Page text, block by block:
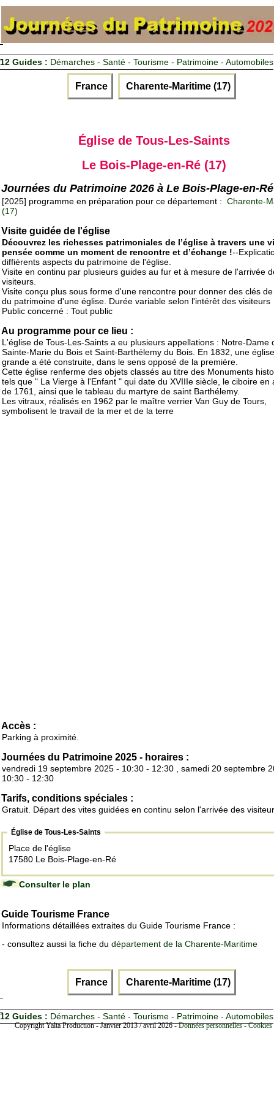
12 Guides : Démarches - Santé - Tourisme - Patrimoine - Automobiles
France Charente-Maritime (17)
Église de Tous-Les-Saints
Le Bois-Plage-en-Ré (17)
Journées du Patrimoine 2026 à Le Bois-Plage-en-Ré
[2025] programme en préparation pour ce département : Charente-
(17)
Visite guidée de l'église
Découvrez les richesses patrimoniales de l’église à travers une
pensée comme un moment de rencontre et d’échange !--
diffiérents aspects du patrimoine de l'église.
Visite en continu par plusieurs guides au fur et à mesure de l'arrivée
visiteurs.
Visite conçu plus sous forme d'une rencontre pour donner des clés
du patrimoine d'une église. Durée variable selon l'intérêt des visiteurs
Public concerné : Tout public
Au programme pour ce lieu :
L'église de Tous-Les-Saints a eu plusieurs appellations : Notre-Dame
Sainte-Marie du Bois et Saint-Barthélemy du Bois. En 1832, une
grande a été construite, dans le sens opposé de la première.
Cette église renferme des objets classés au titre des Monuments
tels que " La Vierge à l'Enfant " qui date du XVIIIe siècle, le ciboire en
de 1761, ainsi que le tableau du martyre de saint Barthélemy.
Les vitraux, réalisés en 1962 par le maître verrier Van Guy de Tours,
symbolisent le travail de la mer et de la terre
Accès :
Parking à proximité.
Journées du Patrimoine 2025 - horaires :
vendredi 19 septembre 2025 - 10:30 - 12:30 , samedi 20 septembre
10:30 - 12:30
Tarifs, conditions spéciales :
Gratuit. Départ des vites guidées en continu selon l'arrivée des
Église de Tous-Les-Saints
Place de l'église
17580 Le Bois-Plage-en-Ré
Consulter le plan
Guide Tourisme France
Informations détaillées extraites du Guide Tourisme France :
- consultez aussi la fiche du département de la Charente-Maritime
France Charente-Maritime (17)
12 Guides : Démarches - Santé - Tourisme - Patrimoine - Automobiles
Copyright Yalta Production - Janvier 2013 / avril 2026 -Données personnelles -